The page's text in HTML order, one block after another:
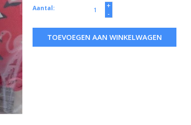
Aantal:
+
-
TOEVOEGEN AAN WINKELWAGEN